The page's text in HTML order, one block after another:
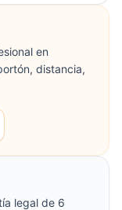
en
distancia,
legal de 6